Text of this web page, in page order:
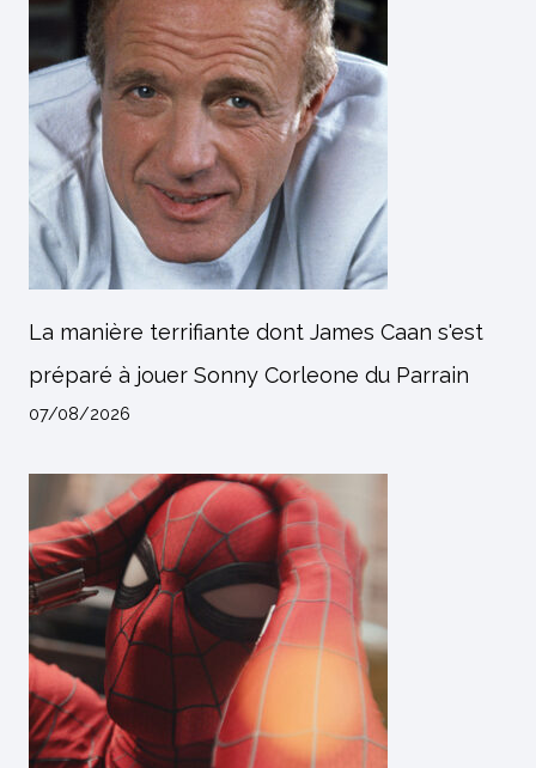
La manière terrifiante dont James Caan s'est
préparé à jouer Sonny Corleone du Parrain
07/08/2026